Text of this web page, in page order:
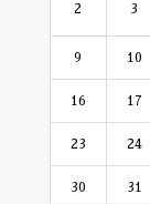
2 3
9 10
16 17
23 24
30 31